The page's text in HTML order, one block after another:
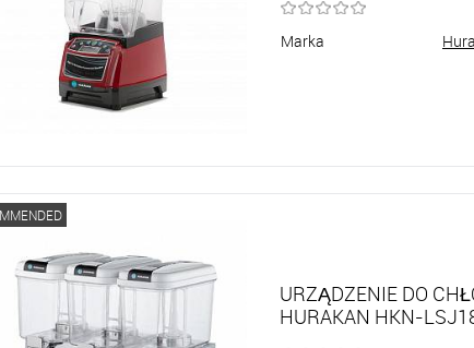
Marka
URZĄDZENIE DO
HURAKAN HKN-